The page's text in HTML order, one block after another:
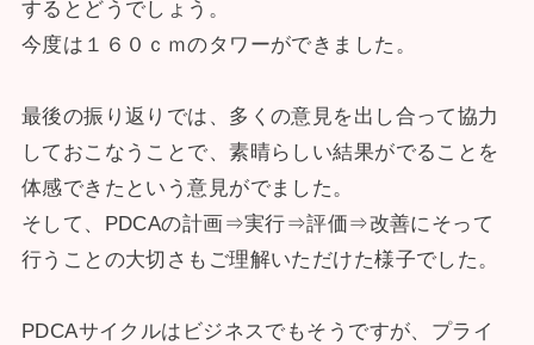
するとどうでしょう。
今度は１６０ｃｍのタワーができました。
最後の振り返りでは、多くの意見を出し合って協力
しておこなうことで、素晴らしい結果がでることを
体感できたという意見がでました。
そして、PDCAの計画⇒実行⇒評価⇒改善にそって
行うことの大切さもご理解いただけた様子でした。
PDCAサイクルはビジネスでもそうですが、プライ